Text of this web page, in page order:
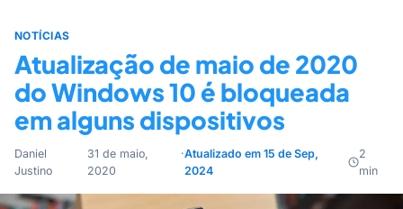
NOTÍCIAS
Atualização de maio de 2020
do Windows 10 é bloqueada
em alguns dispositivos
Daniel
Justino
31 de maio,
2020
·Atualizado em 15 de Sep,
2024
2
min